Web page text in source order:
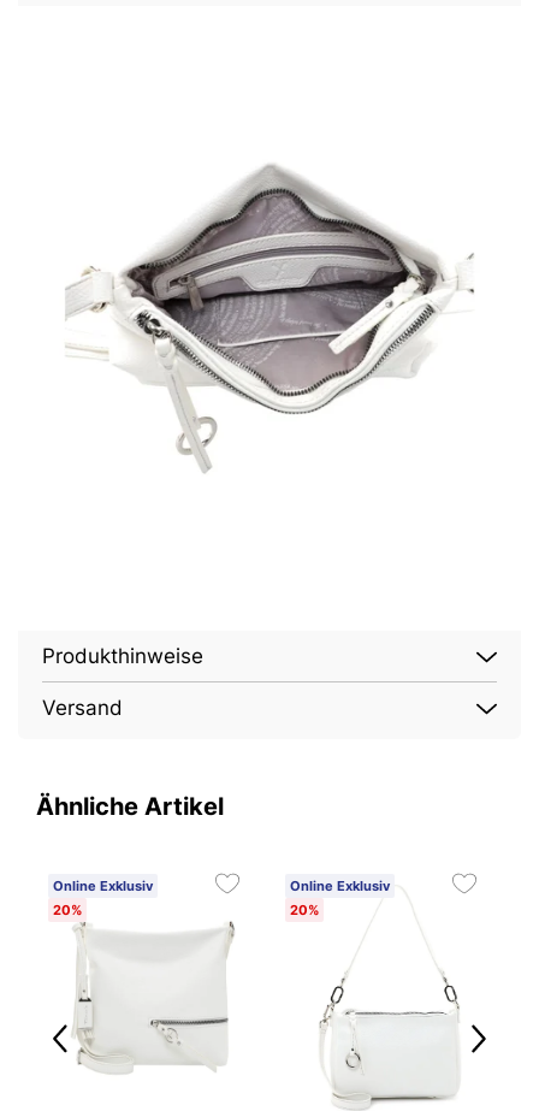
Produkthinweise
Versand
Ähnliche Artikel
Online Exklusiv
20%
Online Exklusiv
20%